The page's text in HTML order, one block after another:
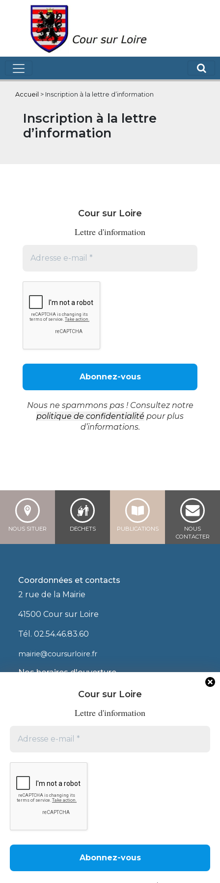
Accueil > Inscription à la lettre d’information
Inscription à la lettre
d’information
Cour sur Loire
Lettre d'information
Nous ne spammons pas ! Consultez notre
politique de confidentialité pour plus
d’informations.
Cour sur Loire
Lettre d'information
NOUS SITUER DECHETS PUBLICATIONS
NOUS
CONTACTER
Coordonnées et contacts
2 rue de la Mairie
41500 Cour sur Loire
Tél. 02.54.46.83.60
mairie@coursurloire.fr
Nos horaires d'ouverture